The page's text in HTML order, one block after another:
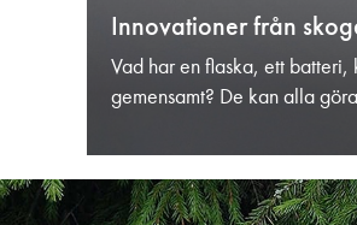
Innovationer från
Vad har en flaska, ett
gemensamt? De kan alla